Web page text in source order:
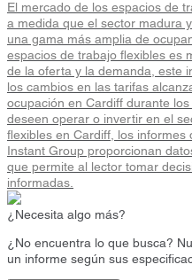
El mercado de los espacios de
a medida que el sector madura
una gama más amplia de
espacios de trabajo flexibles es
de la oferta y la demanda, este
los cambios en las tarifas
ocupación en Cardiff durante
deseen operar o invertir en el
flexibles en Cardiff, los
Instant Group proporcionan
que permite al lector tomar
informadas.
¿Necesita algo más?
¿No encuentra lo que busca?
un informe según sus